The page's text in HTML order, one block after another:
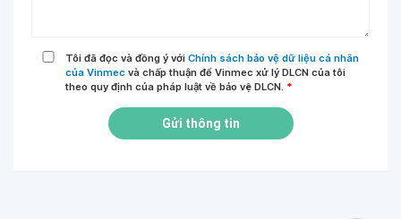
Tôi đã đọc và đồng ý với Chính sách bảo vệ dữ liệu cá nhân
của Vinmec và chấp thuận để Vinmec xử lý DLCN của tôi
theo quy định của pháp luật về bảo vệ DLCN. *
Gửi thông tin